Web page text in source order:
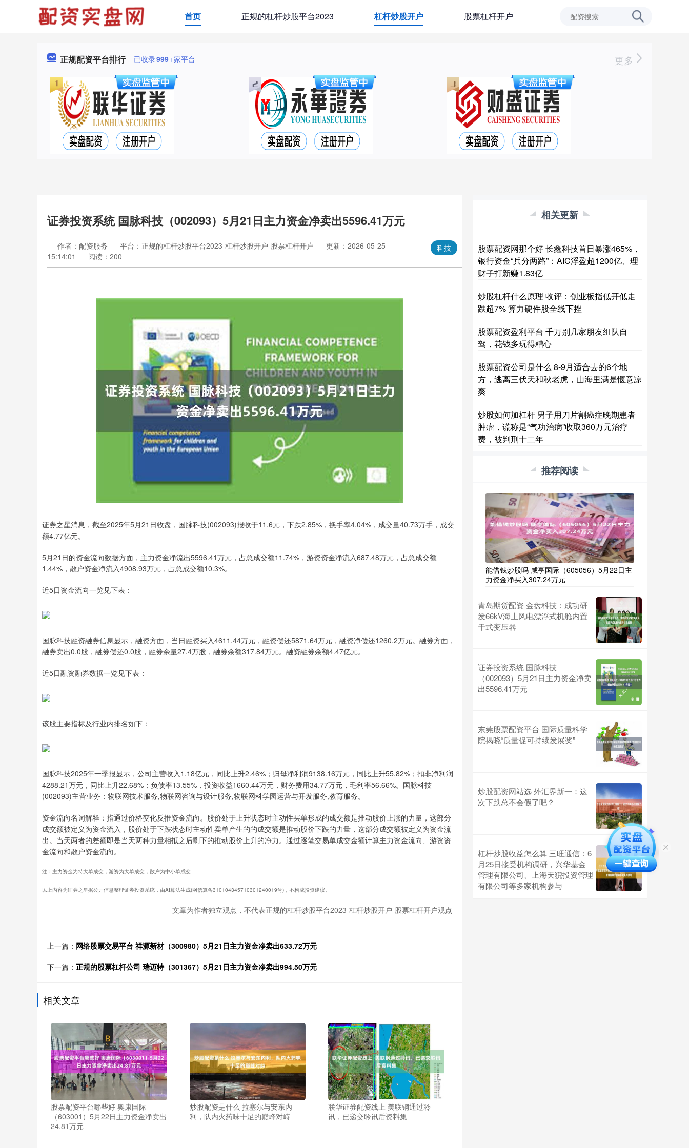
首页 正规的杠杆炒股平台2023 杠杆炒股开户 股票杠杆开户
正规配资平台排行 已收录999+家平台 更多
证券投资系统 国脉科技（002093）5月21日主力资金净卖出5596.41万元
科技
作者：配资服务 平台：正规的杠杆炒股平台2023-杠杆炒股开户-股票杠杆开户
更新：2026-05-25
15:14:01
阅读：200
证券之星消息，截至2025年5月21日收盘，国脉科技(002093)报收于11.6元，下跌2.85%，换手率4.04%，成交量40.73万手，成交
额4.77亿元。
5月21日的资金流向数据方面，主力资金净流出5596.41万元，占总成交额11.74%，游资资金净流入687.48万元，占总成交额
1.44%，散户资金净流入4908.93万元，占总成交额10.3%。
近5日资金流向一览见下表：
国脉科技融资融券信息显示，融资方面，当日融资买入4611.44万元，融资偿还5871.64万元，融资净偿还1260.2万元。融券方面，
融券卖出0.0股，融券偿还0.0股，融券余量27.4万股，融券余额317.84万元。融资融券余额4.47亿元。
近5日融资融券数据一览见下表：
该股主要指标及行业内排名如下：
国脉科技2025年一季报显示，公司主营收入1.18亿元，同比上升2.46%；归母净利润9138.16万元，同比上升55.82%；扣非净利润
4288.21万元，同比上升22.68%；负债率13.55%，投资收益1660.44万元，财务费用34.77万元，毛利率56.66%。国脉科技
(002093)主营业务：物联网技术服务,物联网咨询与设计服务,物联网科学园运营与开发服务,教育服务。
资金流向名词解释：指通过价格变化反推资金流向。股价处于上升状态时主动性买单形成的成交额是推动股价上涨的力量，这部分
成交额被定义为资金流入，股价处于下跌状态时主动性卖单产生的的成交额是推动股价下跌的力量，这部分成交额被定义为资金流
出。当天两者的差额即是当天两种力量相抵之后剩下的推动股价上升的净力。通过逐笔交易单成交金额计算主力资金流向、游资资
金流向和散户资金流向。
注：主力资金为特大单成交，游资为大单成交，散户为中小单成交
以上内容为证券之星据公开信息整理证券投资系统，由AI算法生成(网信算备310104345710301240019号)，不构成投资建议。
文章为作者独立观点，不代表正规的杠杆炒股平台2023-杠杆炒股开户-股票杠杆开户观点
上一篇： 网络股票交易平台 祥源新材（300980）5月21日主力资金净卖出633.72万元
下一篇： 正规的股票杠杆公司 瑞迈特（301367）5月21日主力资金净卖出994.50万元
相关文章
股票配资平台哪些好 奥康国际
（603001）5月22日主力资金净卖出
24.81万元
炒股配资是什么 拉塞尔与安东内
利，队内火药味十足的巅峰对峙
联华证券配资线上 美联钢通过聆
讯，已递交聆讯后资料集
相关更新
股票配资网那个好 长鑫科技首日暴涨465%，
银行资金“兵分两路”：AIC浮盈超1200亿、理
财子打新赚1.83亿
炒股杠杆什么原理 收评：创业板指低开低走
跌超7% 算力硬件股全线下挫
股票配资盈利平台 千万别几家朋友组队自
驾，花钱多玩得糟心
股票配资公司是什么 8-9月适合去的6个地
方，逃离三伏天和秋老虎，山海里满是惬意凉
爽
炒股如何加杠杆 男子用刀片割癌症晚期患者
肿瘤，谎称是“气功治病”收取360万元治疗
费，被判刑十二年
推荐阅读
能借钱炒股吗 咸亨国际（605056）5月22日主
力资金净买入307.24万元
青岛期货配资 金盘科技：成功研
发66kV海上风电漂浮式机舱内置
干式变压器
证券投资系统 国脉科技
（002093）5月21日主力资金净卖
出5596.41万元
东莞股票配资平台 国际质量科学
院揭晓“质量促可持续发展奖”
炒股配资网站选 外汇界新一：这
次下跌总不会假了吧？
杠杆炒股收益怎么算 三旺通信：6
月25日接受机构调研，兴华基金
管理有限公司、上海天猊投资管理
有限公司等多家机构参与